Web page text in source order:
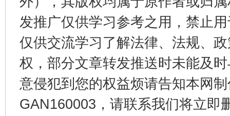
发推广仅供学习参考之用，禁止
仅供交流学习了解法律、法规、
权，部分文章转发推送时未能及
意侵犯到您的权益烦请告知本网
GAN160003，请联系我们将立即
一纸欠条伤亲情 巡回调解促和解..